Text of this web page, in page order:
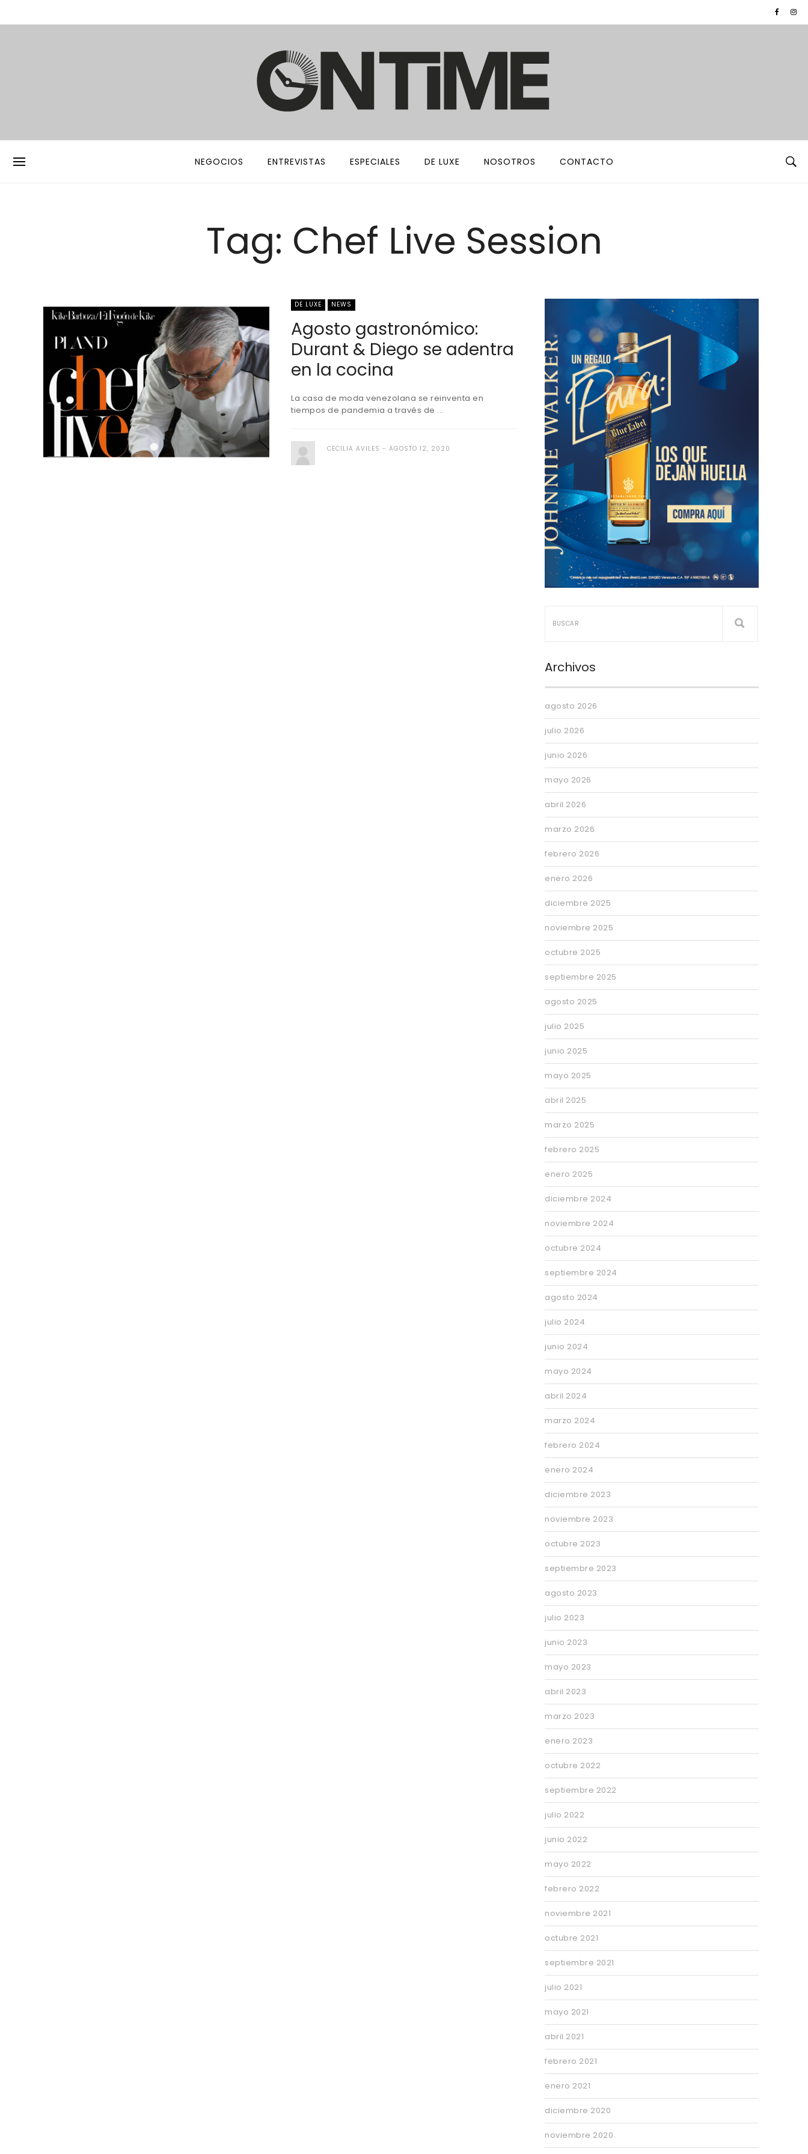
NEGOCIOS ENTREVISTAS ESPECIALES DE LUXE NOSOTROS CONTACTO
Tag: Chef Live Session
DE LUXE NEWS
Agosto gastronómico:
Durant & Diego se adentra
en la cocina
La casa de moda venezolana se reinventa en
tiempos de pandemia a través de ...
CECILIA AVILES AGOSTO 12, 2020
Archivos
agosto 2026
julio 2026
junio 2026
mayo 2026
abril 2026
marzo 2026
febrero 2026
enero 2026
diciembre 2025
noviembre 2025
octubre 2025
septiembre 2025
agosto 2025
julio 2025
junio 2025
mayo 2025
abril 2025
marzo 2025
febrero 2025
enero 2025
diciembre 2024
noviembre 2024
octubre 2024
septiembre 2024
agosto 2024
julio 2024
junio 2024
mayo 2024
abril 2024
marzo 2024
febrero 2024
enero 2024
diciembre 2023
noviembre 2023
octubre 2023
septiembre 2023
agosto 2023
julio 2023
junio 2023
mayo 2023
abril 2023
marzo 2023
enero 2023
octubre 2022
septiembre 2022
julio 2022
junio 2022
mayo 2022
febrero 2022
noviembre 2021
octubre 2021
septiembre 2021
julio 2021
mayo 2021
abril 2021
febrero 2021
enero 2021
diciembre 2020
noviembre 2020